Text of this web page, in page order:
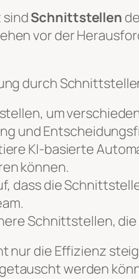
Schnittstellen
vor der
durch
um
und
KI-basierte
können.
dass die
Schnittstellen,
die Effizienz
werden